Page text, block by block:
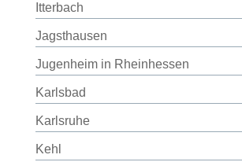
Itterbach
Jagsthausen
Jugenheim in Rheinhessen
Karlsbad
Karlsruhe
Kehl